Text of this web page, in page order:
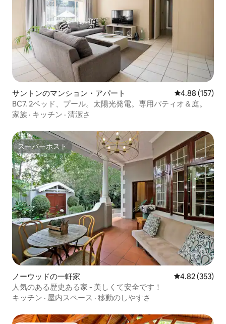
サントンのマンション・アパート レビュー157
4.88 (157)
BC7. 2ベッド、プール。太陽光発電。専用パティオ＆庭。
家族 · キッチン · 清潔さ
スーパーホスト
スーパーホスト
ノーウッドの一軒家 レビュー353
4.82 (353)
人気のある歴史ある家 - 美しくて安全です！
キッチン · 屋内スペース · 移動のしやすさ